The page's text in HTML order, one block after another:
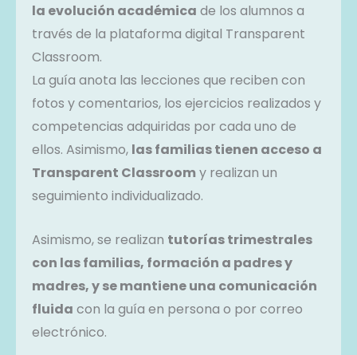
la evolución académica de los alumnos a
través de la plataforma digital Transparent
Classroom.
La guía anota las lecciones que reciben con
fotos y comentarios, los ejercicios realizados y
competencias adquiridas por cada uno de
ellos. Asimismo, las familias tienen acceso a
Transparent Classroomy realizan un
seguimiento individualizado.
Asimismo, se realizan tutorías trimestrales
con las familias, formación a padres y
madres, y se mantiene una comunicación
fluida con la guía en persona o por correo
electrónico.